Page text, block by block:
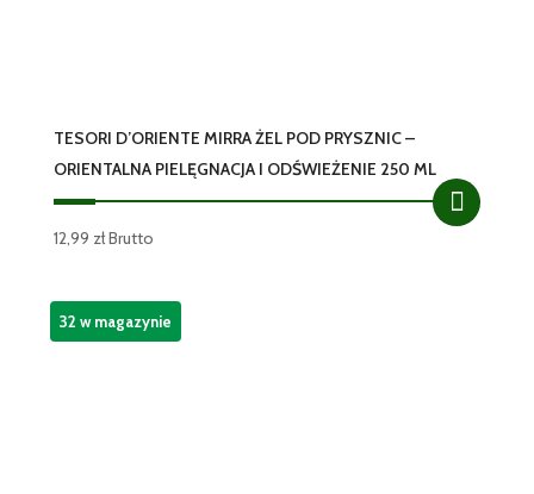
TESORI D’ORIENTE MIRRA ŻEL POD PRYSZNIC –
ORIENTALNA PIELĘGNACJA I ODŚWIEŻENIE 250 ML
12,99 złBrutto
32 w magazynie